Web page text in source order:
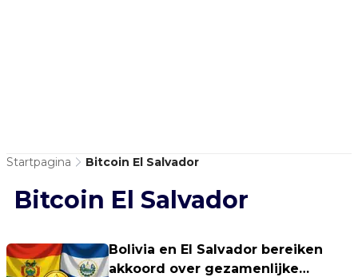
Startpagina Bitcoin El Salvador
Bitcoin El Salvador
Bolivia en El Salvador bereiken
akkoord over gezamenlijke